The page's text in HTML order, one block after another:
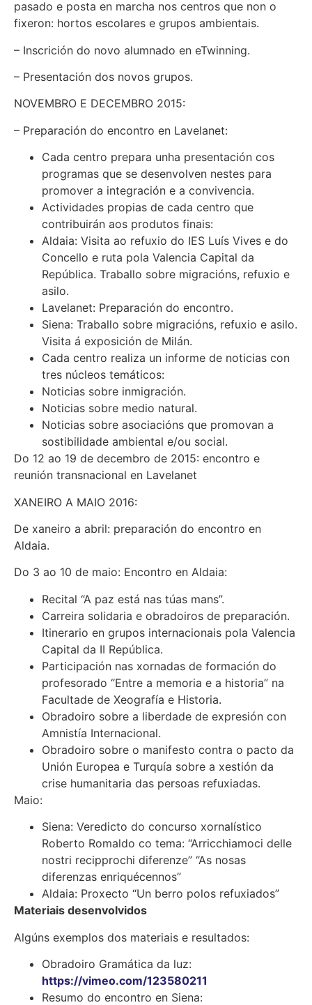
pasado e posta en marcha nos centros que non o
fixeron: hortos escolares e grupos ambientais.
– Inscrición do novo alumnado en eTwinning.
– Presentación dos novos grupos.
NOVEMBRO E DECEMBRO 2015:
– Preparación do encontro en Lavelanet:
Cada centro prepara unha presentación cos
programas que se desenvolven nestes para
promover a integración e a convivencia.
Actividades propias de cada centro que
contribuirán aos produtos finais:
Aldaia: Visita ao refuxio do IES Luís Vives e do
Concello e ruta pola Valencia Capital da
República. Traballo sobre migracións, refuxio e
asilo.
Lavelanet: Preparación do encontro.
Siena: Traballo sobre migracións, refuxio e asilo.
Visita á exposición de Milán.
Cada centro realiza un informe de noticias con
tres núcleos temáticos:
Noticias sobre inmigración.
Noticias sobre medio natural.
Noticias sobre asociacións que promovan a
sostibilidade ambiental e/ou social.
Do 12 ao 19 de decembro de 2015: encontro e
reunión transnacional en Lavelanet
XANEIRO A MAIO 2016:
De xaneiro a abril: preparación do encontro en
Aldaia.
Do 3 ao 10 de maio: Encontro en Aldaia:
Recital “A paz está nas túas mans”.
Carreira solidaria e obradoiros de preparación.
Itinerario en grupos internacionais pola Valencia
Capital da II República.
Participación nas xornadas de formación do
profesorado “Entre a memoria e a historia” na
Facultade de Xeografía e Historia.
Obradoiro sobre a liberdade de expresión con
Amnistía Internacional.
Obradoiro sobre o manifesto contra o pacto da
Unión Europea e Turquía sobre a xestión da
crise humanitaria das persoas refuxiadas.
Maio:
Siena: Veredicto do concurso xornalístico
Roberto Romaldo co tema: “Arricchiamoci delle
nostri recipprochi diferenze” “As nosas
diferenzas enriquécennos”
Aldaia: Proxecto “Un berro polos refuxiados”
Materiais desenvolvidos
Algúns exemplos dos materiais e resultados:
Obradoiro Gramática da luz:
https://vimeo.com/123580211
Resumo do encontro en Siena: